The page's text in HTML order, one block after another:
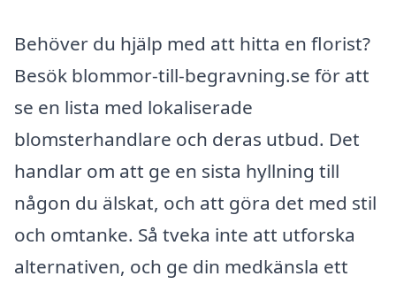
Behöver du hjälp med att hitta en florist?
Besök blommor-till-begravning.se för att
se en lista med lokaliserade
blomsterhandlare och deras utbud. Det
handlar om att ge en sista hyllning till
någon du älskat, och att göra det med stil
och omtanke. Så tveka inte att utforska
alternativen, och ge din medkänsla ett